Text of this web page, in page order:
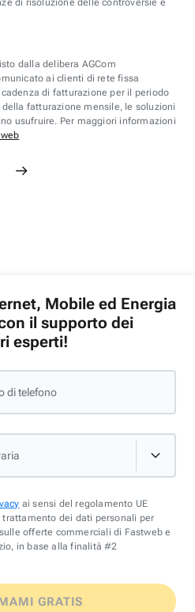
di risoluzione delle controversie è
dalla delibera AGCom
ai clienti di rete fissa
di fatturazione per il periodo
fatturazione mensile, le soluzioni
usufruire. Per maggiori informazioni
Mobile ed Energia
il supporto dei
esperti!
di telefono
ai sensi del regolamento UE
dei dati personali per
offerte commerciali di Fastweb e
in base alla finalità #2
GRATIS